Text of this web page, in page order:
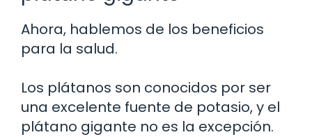
Ahora, hablemos de los beneficios
para la salud.
Los plátanos son conocidos por ser
una excelente fuente de potasio, y el
plátano gigante no es la excepción.